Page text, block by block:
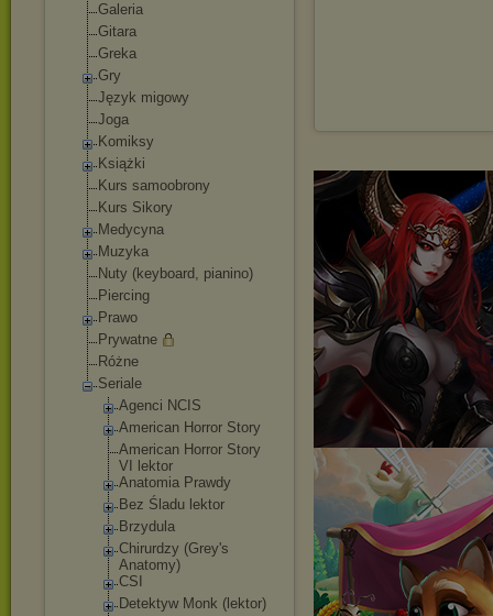
Galeria
Gitara
Greka
Gry
Język migowy
Joga
Komiksy
Książki
Kurs samoobrony
Kurs Sikory
Medycyna
Muzyka
Nuty (keyboard, pianino)
Piercing
Prawo
Prywatne
Różne
Seriale
Agenci NCIS
American Horror Story
American Horror Story
VI lektor
Anatomia Prawdy
Bez Śladu lektor
Brzydula
Chirurdzy (Grey's
Anatomy)
CSI
Detektyw Monk (lektor)